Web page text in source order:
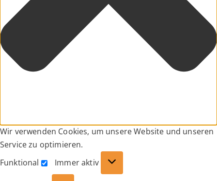
Wir verwenden Cookies, um unsere Website und unseren
Service zu optimieren.
Funktional
Funktional
Immer aktiv